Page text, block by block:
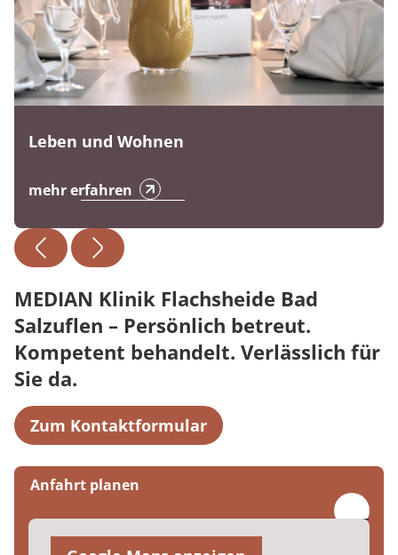
Leben und Wohnen
mehr erfahren
MEDIAN Klinik Flachsheide Bad
Salzuflen – Persönlich betreut.
Kompetent behandelt. Verlässlich für
Sie da.
Zum Kontaktformular
Anfahrt planen